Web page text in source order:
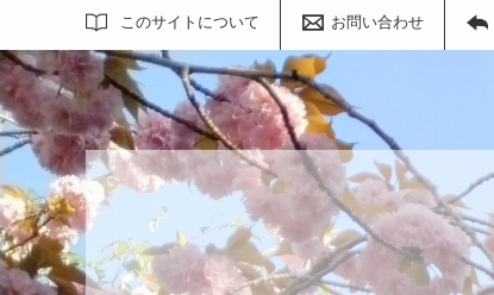
このサイトについて お問い合わせ
サイト内検索